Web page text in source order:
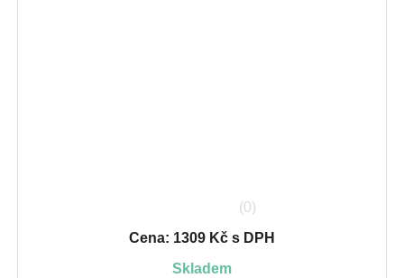
(0)
Cena: 1309 Kč s DPH
skladem